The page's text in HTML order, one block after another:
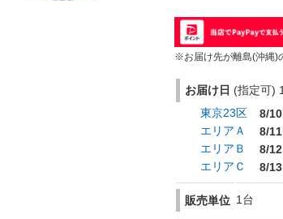
※お届け先が離島(沖縄)
お届け日 (指定可)
東京23区 8/10
エリアＡ
8/11
エリアＢ
8/12
エリアＣ
8/13
販売単位 1台